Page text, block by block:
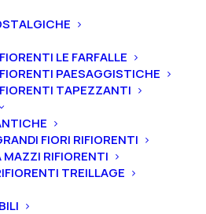
LE FARFALLE
PAESAGGISTICHE
TAPEZZANTI
FIORI RIFIORENTI
RIFIORENTI
TREILLAGE
Gemelle
er qiao” anche
Gemelle” ha origine
o semidoppio profumato a